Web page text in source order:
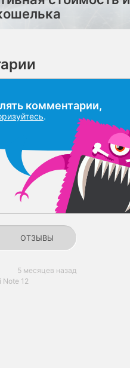
комментарии,
.
ОТЗЫВЫ
5 месяцев назад
Note 12